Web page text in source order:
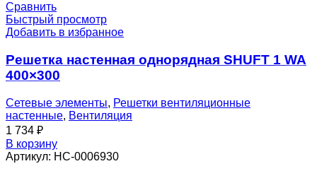
Сравнить
Быстрый просмотр
Добавить в избранное
Решетка настенная однорядная SHUFT 1 WA
400×300
Сетевые элементы, Решетки вентиляционные
настенные, Вентиляция
1 734 ₽
В корзину
Артикул: НС-0006930